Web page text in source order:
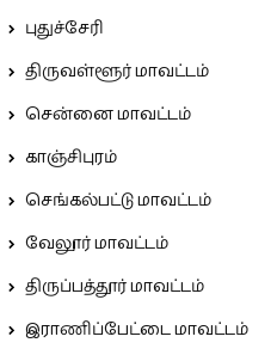
புதுச்சேரி
திருவள்ளூர் மாவட்டம்
சென்னை மாவட்டம்
காஞ்சிபுரம்
செங்கல்பட்டு மாவட்டம்
வேலூர் மாவட்டம்
திருப்பத்தூர் மாவட்டம்
இராணிப்பேட்டை மாவட்டம்